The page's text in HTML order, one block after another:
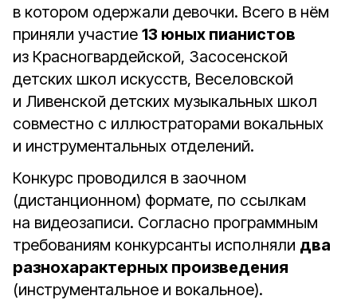
в котором одержали девочки. Всего в нём
приняли участие 13 юных пианистов
из Красногвардейской, Засосенской
детских школ искусств, Веселовской
и Ливенской детских музыкальных школ
совместно с иллюстраторами вокальных
и инструментальных отделений.
Конкурс проводился в заочном
(дистанционном) формате, по ссылкам
на видеозаписи. Согласно программным
требованиям конкурсанты исполняли два
разнохарактерных произведения
(инструментальное и вокальное).